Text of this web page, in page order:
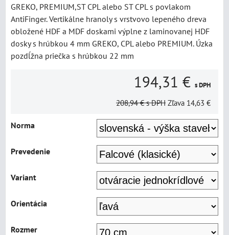
GREKO, PREMIUM,ST CPL alebo ST CPL s povlakom
AntiFinger. Vertikálne hranoly s vrstvovo lepeného dreva
obložené HDF a MDF doskami výplne z laminovanej HDF
dosky s hrúbkou 4 mm GREKO, CPL alebo PREMIUM. Úzka
pozdĺžna priečka s hrúbkou 22 mm
194,31 € s DPH
208,94 € s DPH Zľava 14,63 €
Norma
Prevedenie
Variant
Orientácia
Rozmer